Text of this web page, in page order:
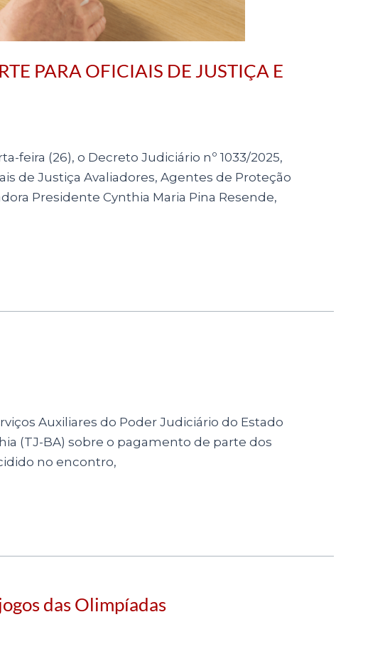
PARA OFICIAIS DE JUSTIÇA E
feira (26), o Decreto Judiciário nº 1033/2025,
de Justiça Avaliadores, Agentes de Proteção
Presidente Cynthia Maria Pina Resende,
Auxiliares do Poder Judiciário do Estado
(TJ-BA) sobre o pagamento de parte dos
no encontro,
das Olimpíadas